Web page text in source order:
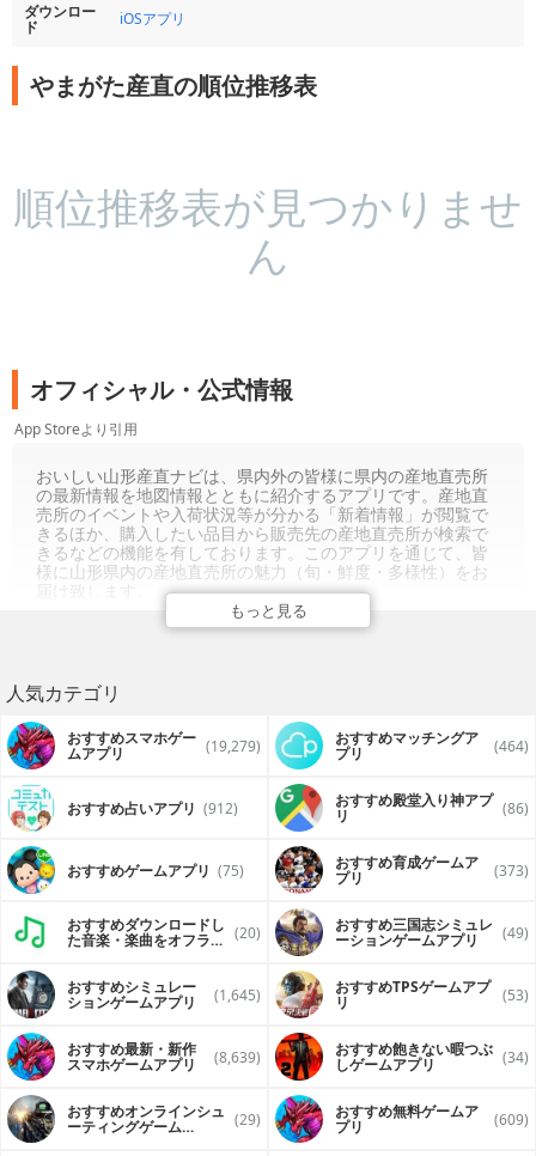
ダウンロー
ド iOSアプリ
やまがた産直の順位推移表
順位推移表が見つかりませ
ん
オフィシャル・公式情報
App Storeより引用
もっと見る
おいしい山形産直ナビは、県内外の皆様に県内の産地直売所
の最新情報を地図情報とともに紹介するアプリです。産地直
売所のイベントや入荷状況等が分かる「新着情報」が閲覧で
きるほか、購入したい品目から販売先の産地直売所が検索で
きるなどの機能を有しております。このアプリを通じて、皆
様に山形県内の産地直売所の魅力（旬・鮮度・多様性）をお
届け致します。
人気カテゴリ
おすすめスマホゲー
ムアプリ (19,279) おすすめマッチングア
プリ (464)
おすすめ占いアプリ (912) おすすめ殿堂入り神アプ
リ (86)
おすすめゲームアプリ (75) おすすめ育成ゲームア
プリ (373)
おすすめダウンロードし
た音楽・楽曲をオフライ (20) おすすめ三国志シミュレ
ーションゲームアプリ (49)
おすすめシミュレー
ションゲームアプリ (1,645) おすすめTPSゲームアプ
リ (53)
おすすめ最新・新作
スマホゲームアプリ (8,639) おすすめ飽きない暇つぶ
しゲームアプリ (34)
おすすめオンラインシュ
ーティングゲーム (29) おすすめ無料ゲームア
プリ (609)